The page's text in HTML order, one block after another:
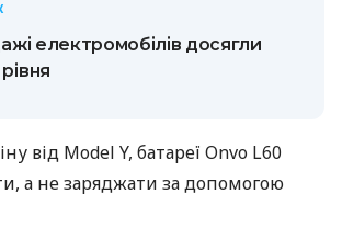
електромобілів досягли
від Model Y, батареї Onvo L60
а не заряджати за допомогою